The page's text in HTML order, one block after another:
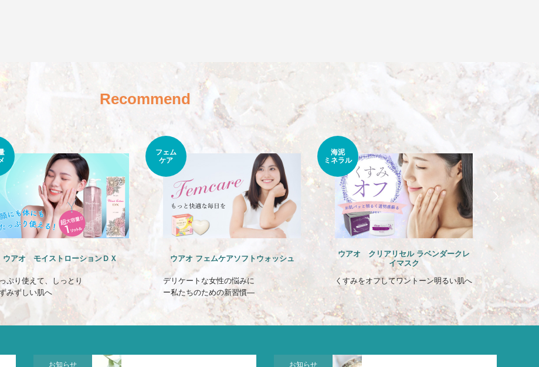
Recommend
ウアオ モイストローションＤＸ
ぷり使えて、しっとり
みずしい肌へ
フェム
ケア
ウアオ フェムケアソフトウォッシュ
デリケートな女性の悩みに
ー私たちのための新習慣―
海泥
ミネラル
ウアオ クリアリセル ラベンダークレ
イマスク
くすみをオフしてワントーン明るい肌へ
サラサラ
お知らせ お知らせ